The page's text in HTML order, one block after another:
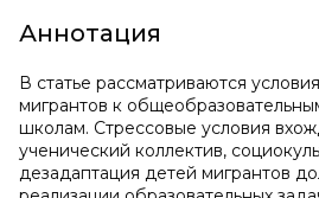
Аннотация
В статье рассматриваются
мигрантов к
школам. Стрессовые условия
ученический коллектив,
дезадаптация детей мигрантов